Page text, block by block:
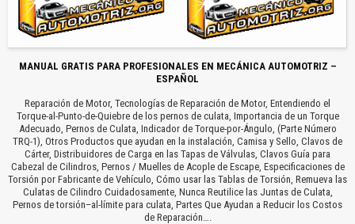
MANUAL GRATIS PARA PROFESIONALES EN MECÁNICA AUTOMOTRIZ –
ESPAÑOL
Reparación de Motor, Tecnologías de Reparación de Motor, Entendiendo el
Torque-al-Punto-de-Quiebre de los pernos de culata, Importancia de un Torque
Adecuado, Pernos de Culata, Indicador de Torque-por-Ángulo, (Parte Número
TRQ-1), Otros Productos que ayudan en la instalación, Camisa y Sello, Clavos de
Cárter, Distribuidores de Carga en las Tapas de Válvulas, Clavos Guía para
Cabezal de Cilindros, Pernos / Muelles de Acople de Escape, Especificaciones de
Torsión por Fabricante de Vehículo, Cómo usar las Tablas de Torsión, Remueva las
Culatas de Cilindro Cuidadosamente, Nunca Reutilice las Juntas de Culata,
Pernos de torsión–al-límite para culata, Partes Que Ayudan a Reducir los Costos
de Reparación….